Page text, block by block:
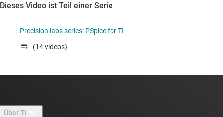
Dieses Video ist Teil einer Serie
Precision labs series: PSpice for TI
(14 videos)
Über TI